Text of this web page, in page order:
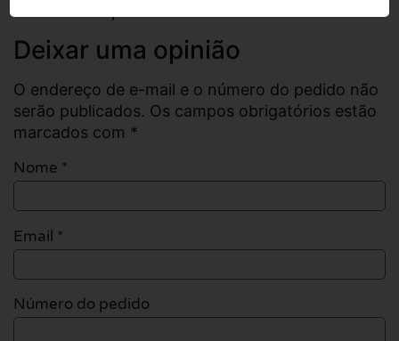
Deixar uma opinião
O endereço de e-mail e o número do pedido não
serão publicados. Os campos obrigatórios estão
marcados com *
Nome *
Email *
Número do pedido